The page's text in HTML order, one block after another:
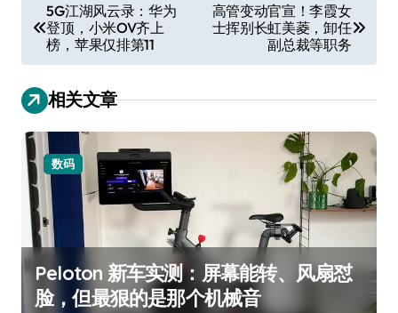
章
导
航
5G江湖风云录：华为
登顶，小米OV齐上
榜，苹果仅排第11
高管变动官宣！李霞女
士挥别长虹美菱，卸任
副总裁等职务
相关文章
数码
Peloton 新车实测：屏幕能转、风扇怼
脸，但最狠的是那个机械音